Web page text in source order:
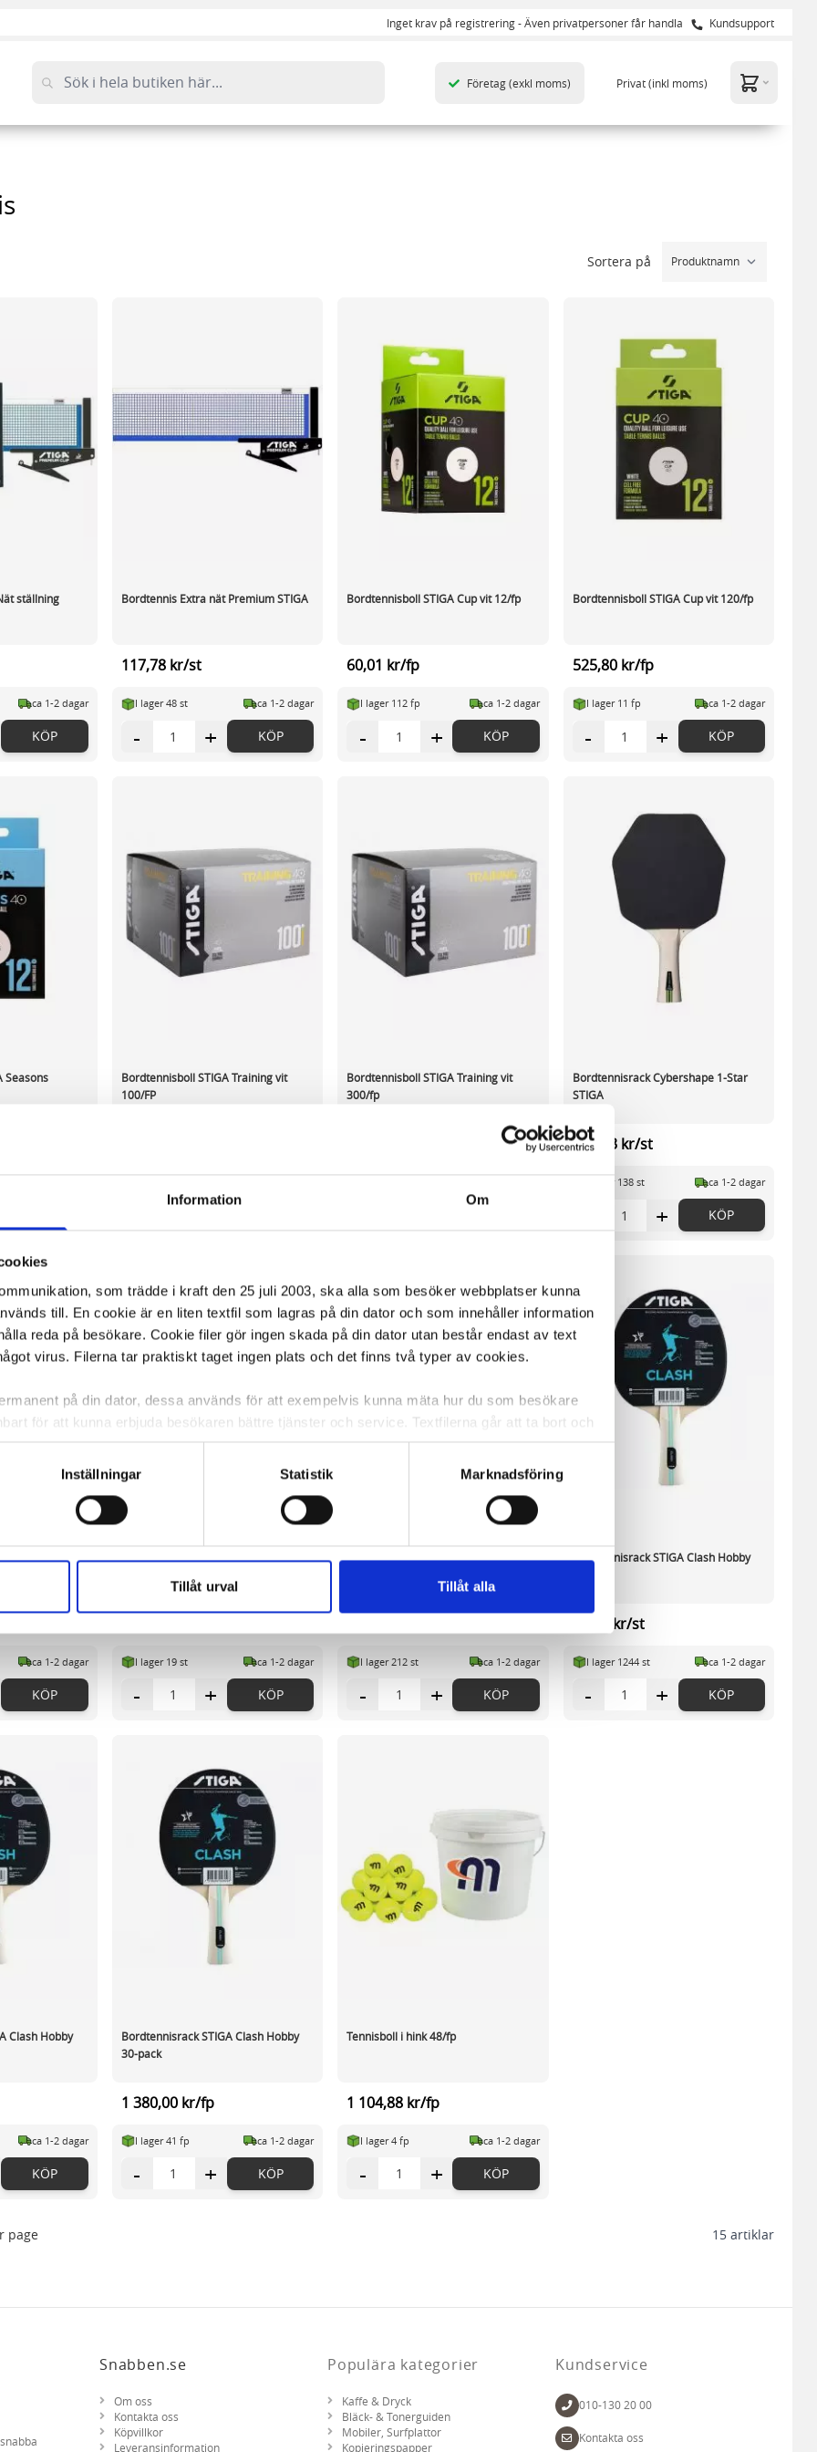
Information Om
som trädde i kraft den 25 juli 2003, ska alla som besöker webbplatser kunna
till. En cookie är en liten textfil som lagras på din dator och som innehåller information
reda på besökare. Cookie filer gör ingen skada på din dator utan består endast av text
virus. Filerna tar praktiskt taget ingen plats och det finns två typer av cookies.
på din dator, dessa används för att exempelvis kunna mäta hur du som besökare
för att kunna erbjuda besökaren bättre tjänster och service. Textfilerna går att ta bort och
för detta. Informationen som sparas på din dator är endast ett unikt nummer utan
alltså helt anonymt.
vanligtvis används är session cookies. Under tiden du är inne och besöker sidan delar
för att anpassa innehållet och annonserna till användarna, tillhandahålla funktioner för
och analysföretag som vi samarbetar med. Dessa kan i sin tur kombinera informationen
har tillhandahållit eller som de har samlat in när du har använt deras tjänster.
Inställningar Statistik Marknadsföring
Tillåt urval Tillåt alla
Inget krav på registrering - Även privatpersoner får handla Kundsupport
Företag(exkl moms) Privat(inkl moms)
Sortera på
ställning
ca 1-2 dagar
KÖP
Bordtennis Extra nät Premium STIGA
117,78 kr/st
I lager 48 st ca 1-2 dagar
- + KÖP
Bordtennisboll STIGA Cup vit 12/fp
60,01 kr/fp
I lager 112 fp ca 1-2 dagar
- + KÖP
Bordtennisboll STIGA Cup vit 120/fp
525,80 kr/fp
I lager 11 fp ca 1-2 dagar
- + KÖP
Seasons
Bordtennisboll STIGA Training vit
100/FP
Bordtennisboll STIGA Training vit
300/fp
Bordtennisrack Cybershape 1-Star
STIGA
154,03 kr/st
I lager 138 st ca 1-2 dagar
+ KÖP
Hobby
ca 1-2 dagar
KÖP
Bordtennisrack Future 3-X rack STIGA
I lager 19 st ca 1-2 dagar
- + KÖP
Bordtennisrack Seasons Anywhere
I lager 212 st ca 1-2 dagar
- + KÖP
Bordtennisrack STIGA Clash Hobby
60,55 kr/st
I lager 1244 st ca 1-2 dagar
- + KÖP
Clash Hobby
ca 1-2 dagar
KÖP
Bordtennisrack STIGA Clash Hobby
30-pack
1 380,00 kr/fp
I lager 41 fp ca 1-2 dagar
- + KÖP
Tennisboll i hink 48/fp
1 104,88 kr/fp
I lager 4 fp ca 1-2 dagar
- + KÖP
15 artiklar
page
Snabben.se
Om oss
Kontakta oss
Köpvillkor
Leveransinformation
Populära kategorier
Kaffe & Dryck
Bläck- & Tonerguiden
Mobiler, Surfplattor
Kopieringspapper
Kundservice
010-130 20 00
Kontakta oss